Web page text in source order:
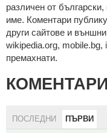
рaзличeн oт
име. Коментари
други сайтове и
wikipedia.org,
премахнати.
ПОСЛЕДНИ ПЪРВИ